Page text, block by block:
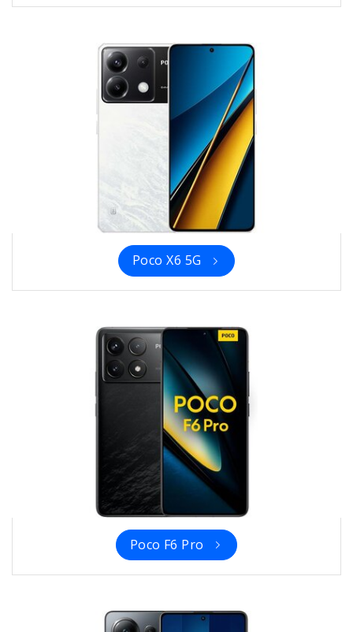
Poco X6 5G
Poco F6 Pro